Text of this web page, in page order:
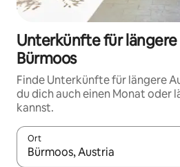
Unterkünfte für
Bürmoos
Finde Unterkünfte für längere
du dich auch einen Monat oder
kannst.
Ort
Wenn Ergebnisse verfügbar